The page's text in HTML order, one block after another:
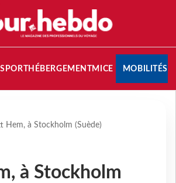
HÉBERGEMENTMICE MOBILITÉS
Hem, à Stockholm (Suède)
à Stockholm